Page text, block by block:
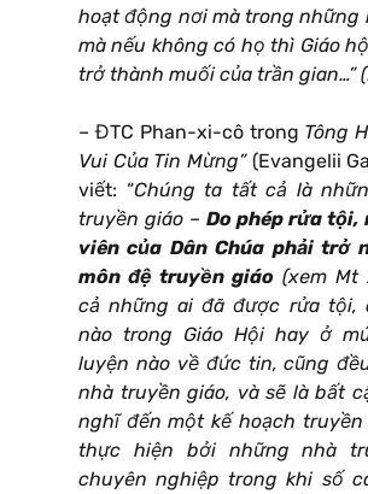
hoạt động nơi mà trong những
mà nếu không có họ thì Giáo
trở thành muối của trần gian…”
– ĐTC Phan-xi-cô trong Tông
Vui Của Tin Mừng”(Evangelii
viết: “Chúng ta tất cả là
truyền giáo – Do phép rửa tội,
viên của Dân Chúa phải trở
môn đệ truyền giáo (xem Mt
cả những ai đã được rửa
nào trong Giáo Hội hay ở
luyện nào về đức tin, cũng
nhà truyền giáo, và sẽ là bất
nghĩ đến một kế hoạch
thực hiện bởi những nhà
chuyên nghiệp trong khi số